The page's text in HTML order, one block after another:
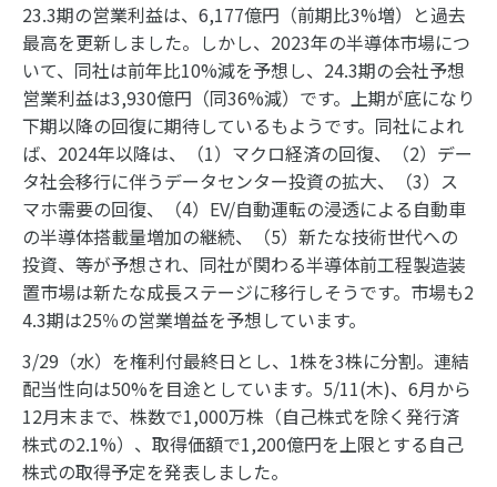
23.3期の営業利益は、6,177億円（前期比3%増）と過去
最高を更新しました。しかし、2023年の半導体市場につ
いて、同社は前年比10%減を予想し、24.3期の会社予想
営業利益は3,930億円（同36%減）です。上期が底になり
下期以降の回復に期待しているもようです。同社によれ
ば、2024年以降は、（1）マクロ経済の回復、（2）デー
タ社会移行に伴うデータセンター投資の拡大、（3）ス
マホ需要の回復、（4）EV/自動運転の浸透による自動車
の半導体搭載量増加の継続、（5）新たな技術世代への
投資、等が予想され、同社が関わる半導体前工程製造装
置市場は新たな成長ステージに移行しそうです。市場も2
4.3期は25％の営業増益を予想しています。
3/29（水）を権利付最終日とし、1株を3株に分割。連結
配当性向は50%を目途としています。5/11(木)、6月から
12月末まで、株数で1,000万株（自己株式を除く発行済
株式の2.1%）、取得価額で1,200億円を上限とする自己
株式の取得予定を発表しました。